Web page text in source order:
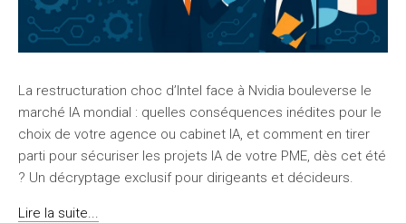
La restructuration choc d’Intel face à Nvidia bouleverse le
marché IA mondial : quelles conséquences inédites pour le
choix de votre agence ou cabinet IA, et comment en tirer
parti pour sécuriser les projets IA de votre PME, dès cet été
? Un décryptage exclusif pour dirigeants et décideurs.
Lire la suite...